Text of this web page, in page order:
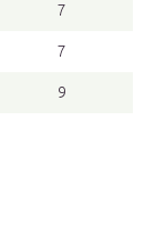
7
7
9